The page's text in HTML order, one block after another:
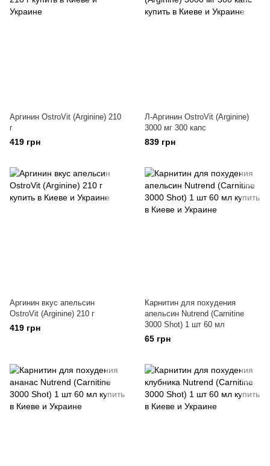
Аргинин OstroVit (Arginine) 210
г
419 грн
Л-Аргинин OstroVit (Arginine)
3000 мг 300 капс
839 грн
Аргинин вкус апельсин
OstroVit (Arginine) 210 г
419 грн
Карнитин для похудения
апельсин Nutrend (Carnitine
3000 Shot) 1 шт 60 мл
65 грн